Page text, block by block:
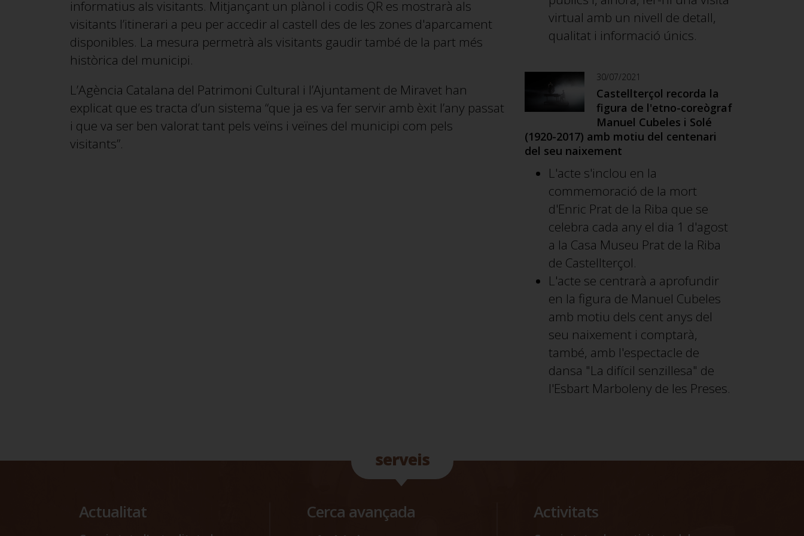
informatius als visitants. Mitjançant un plànol i codis QR es mostrarà als
visitants l’itinerari a peu per accedir al castell des de les zones d'aparcament
disponibles. La mesura permetrà als visitants gaudir també de la part més
històrica del municipi.
L’Agència Catalana del Patrimoni Cultural i l’Ajuntament de Miravet han
explicat que es tracta d’un sistema “que ja es va fer servir amb èxit l’any passat
i que va ser ben valorat tant pels veïns i veïnes del municipi com pels
visitants”.
virtual amb un nivell de detall,
qualitat i informació únics.
30/07/2021
Castellterçol recorda la
figura de l'etno-coreògraf
Manuel Cubeles i Solé
(1920-2017) amb motiu del centenari
del seu naixement
L'acte s'inclou en la
commemoració de la mort
d'Enric Prat de la Riba que se
celebra cada any el dia 1 d'agost
a la Casa Museu Prat de la Riba
de Castellterçol.
L'acte se centrarà a aprofundir
en la figura de Manuel Cubeles
amb motiu dels cent anys del
seu naixement i comptarà,
també, amb l'espectacle de
dansa "La difícil senzillesa" de
l'Esbart Marboleny de les Preses.
serveis
Actualitat Cerca avançada Activitats